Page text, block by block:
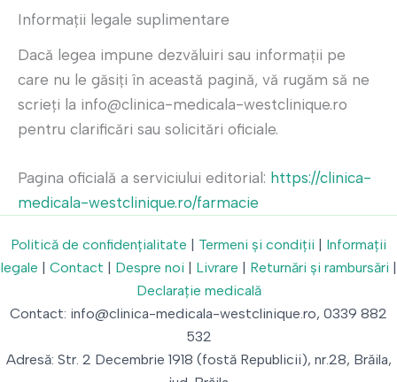
Informații legale suplimentare
Dacă legea impune dezvăluiri sau informaţii pe
care nu le găsiţi în această pagină, vă rugăm să ne
scrieţi la info@clinica-medicala-westclinique.ro
pentru clarificări sau solicitări oficiale.
Pagina oficială a serviciului editorial: https://clinica-
medicala-westclinique.ro/farmacie
Politică de confidențialitate | Termeni și condiții | Informații
legale | Contact | Despre noi | Livrare | Returnări și rambursări |
Declarație medicală
Contact: info@clinica-medicala-westclinique.ro, 0339 882
532
Adresă: Str. 2 Decembrie 1918 (fostă Republicii), nr.28, Brăila,